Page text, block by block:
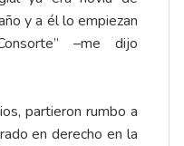
y a él lo empiezan
–me dijo
partieron rumbo a
en derecho en la